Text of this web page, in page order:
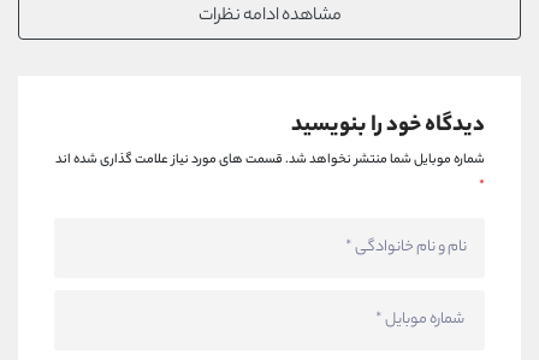
مشاهده ادامه نظرات
دیدگاه خود را بنویسید
شماره موبایل شما منتشر نخواهد شد.قسمت های مورد نیاز علامت گذاری شده اند
*